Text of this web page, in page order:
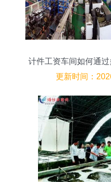
计件工资车间如何通
更新时间：